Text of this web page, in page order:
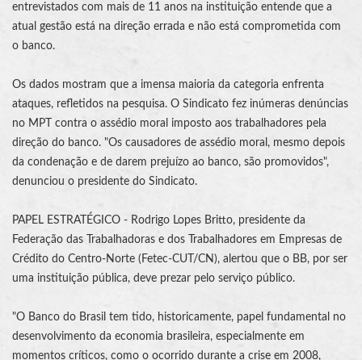
entrevistados com mais de 11 anos na instituição entende que a
atual gestão está na direção errada e não está comprometida com
o banco.
Os dados mostram que a imensa maioria da categoria enfrenta
ataques, refletidos na pesquisa. O Sindicato fez inúmeras denúncias
no MPT contra o assédio moral
imposto aos trabalhadores pela
direção do banco. "Os causadores de assédio moral , mesmo depois
da condenação e de darem prejuízo ao banco, são promovidos",
denunciou o presidente do Sindicato.
PAPEL ESTRATÉGICO - Rodrigo Lopes Britto, presidente da
Federação das Trabalhadoras e dos Trabalhadores em Empresas de
Crédito do Centro-Norte (Fetec-CUT/CN), alertou que o BB, por ser
uma instituição pública, deve prezar pelo serviço público.
"O Banco do Brasil tem tido, historicamente, papel fundamental no
desenvolvimento da economia brasileira, especialmente em
momentos críticos, como o ocorrido durante a crise em 2008,